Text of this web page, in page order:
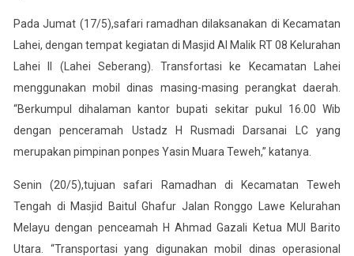
Pada Jumat (17/5),safari ramadhan dilaksanakan di Kecamatan
Lahei, dengan tempat kegiatan di Masjid Al Malik RT 08 Kelurahan
Lahei II (Lahei Seberang). Transfortasi ke Kecamatan Lahei
menggunakan mobil dinas masing-masing perangkat daerah.
“Berkumpul dihalaman kantor bupati sekitar pukul 16.00 Wib
dengan penceramah Ustadz H Rusmadi Darsanai LC yang
merupakan pimpinan ponpes Yasin Muara Teweh,” katanya.
Senin (20/5),tujuan safari Ramadhan di Kecamatan Teweh
Tengah di Masjid Baitul Ghafur Jalan Ronggo Lawe Kelurahan
Melayu dengan penceamah H Ahmad Gazali Ketua MUI Barito
Utara. “Transportasi yang digunakan mobil dinas operasional